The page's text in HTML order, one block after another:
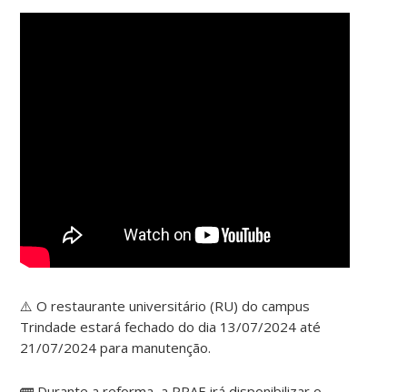
⚠️ O restaurante universitário (RU) do campus
Trindade estará fechado do dia 13/07/2024 até
21/07/2024 para manutenção.